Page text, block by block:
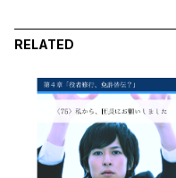
RELATED